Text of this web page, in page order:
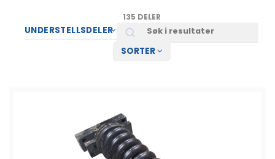
135 DELER
UNDERSTELLSDELER Search
SORTER